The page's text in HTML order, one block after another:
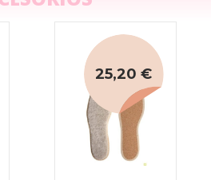
25,20 €